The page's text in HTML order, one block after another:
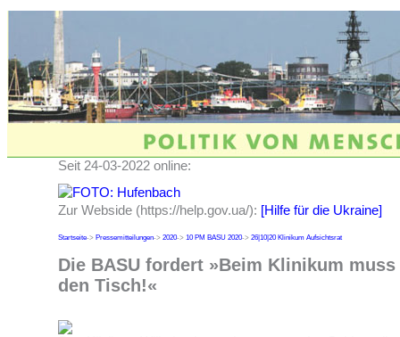
Seit 24-03-2022 online:
Zur Webside (https://help.gov.ua/): [Hilfe für die Ukraine]
Startseite-> Pressemitteilungen-> 2020-> 10 PM BASU 2020-> 26|10|20 Klinikum Aufsichtsrat
Die BASU fordert »Beim Klinikum
den Tisch!«